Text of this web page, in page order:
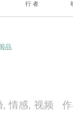
行 者
品
,情感, 视频